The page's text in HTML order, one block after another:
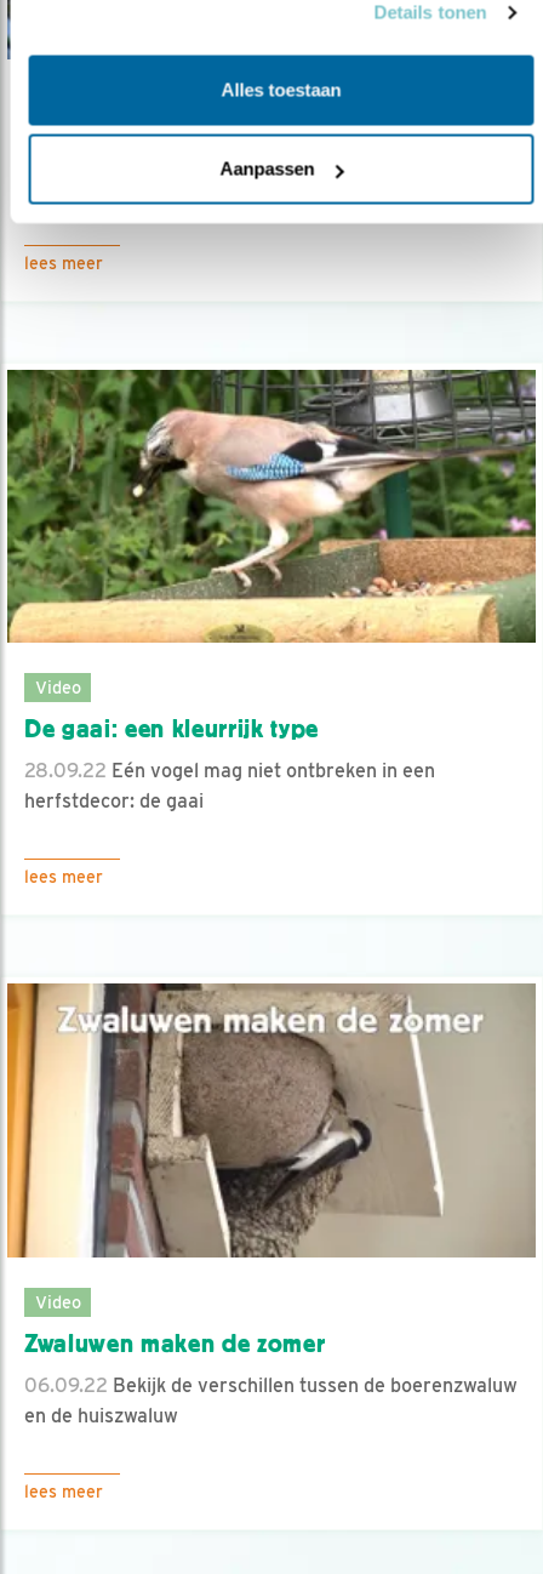
Details tonen
Alles toestaan
Aanpassen
De zanglijster: blij gestemd
Een echte voorjaarsbode is de zanglijster.
lees meer
Video
De gaai: een kleurrijk type
28.09.22 Eén vogel mag niet ontbreken in een
herfstdecor: de gaai
lees meer
Video
Zwaluwen maken de zomer
06.09.22 Bekijk de verschillen tussen de boerenzwaluw
en de huiszwaluw
lees meer